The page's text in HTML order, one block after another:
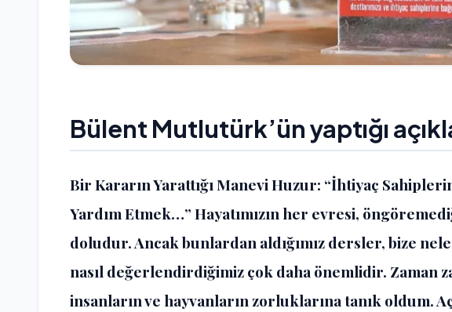
Bülent Mutlutürk’ün yaptığı
Bir Kararın Yarattığı Manevi Huzur: “İhtiyaç
Yardım Etmek…” Hayatımızın her evresi,
doludur. Ancak bunlardan aldığımız dersler, bize
nasıl değerlendirdiğimiz çok daha önemlidir. Zaman
insanların ve hayvanların zorluklarına tanık oldum.